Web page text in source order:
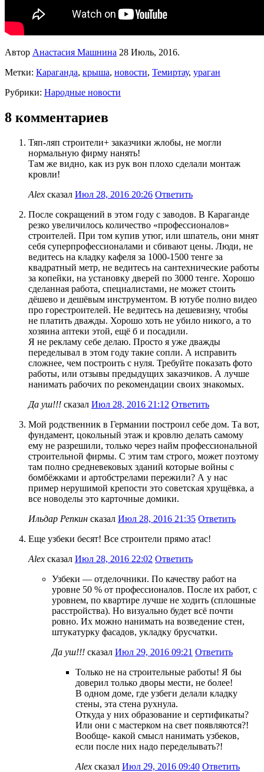
Автор Анастасия Машнина 28 Июль, 2016.
Метки: Караганда, крыша, новости, Темиртау, ураган
Рубрики: Народные новости
8 комментариев
Тяп-ляп строители+ заказчики жлобы, не могли
нормальную фирму нанять!
Там же видно, как из рук вон плохо сделали монтаж
кровли!
Alex сказал Июл 28, 2016 20:26 Ответить
После сокращений в этом году с заводов. В Караганде
резко увеличилось количество «профессионалов»
строителей. При том купив утюг, или шпатель, они мнят
себя суперпрофессионалами и сбивают цены. Люди, не
ведитесь на кладку кафеля за 1000-1500 тенге за
квадратный метр, не ведитесь на сантехнические работы
за копейки, на установку дверей по 3000 тенге. Хорошо
сделанная работа, специалистами, не может стоить
дёшево и дешёвым инструментом. В ютубе полно видео
про горестроителей. Не ведитесь на дешевизну, чтобы
не платить дважды. Хорошо хоть не убило никого, а то
хозяина аптеки этой, ещё б и посадили.
Я не рекламу себе делаю. Просто я уже дважды
переделывал в этом году такие сопли. А исправить
сложнее, чем построить с нуля. Требуйте показать фото
работы, или отзывы предыдущих заказчиков. А лучше
нанимать рабочих по рекомендации своих знакомых.
Да уш!!! сказал Июл 28, 2016 21:12 Ответить
Мой родственник в Германии построил себе дом. Та вот,
фундамент, цокольный этаж и кровлю делать самому
ему не разрешили, только через найм профессиональной
строительной фирмы. С этим там строго, может поэтому
там полно средневековых зданий которые войны с
бомбёжками и артобстрелами пережили? А у нас
пример нерушимой крепости это советская хрущёвка, а
все новоделы это карточные домики.
Ильдар Репкин сказал Июл 28, 2016 21:35 Ответить
Еще узбеки бесят! Все строители прямо атас!
Alex сказал Июл 28, 2016 22:02 Ответить
Узбеки — отделочники. По качеству работ на
уровне 50 % от профессионалов. После их работ, с
уровнем, по квартире лучше не ходить (сплошные
расстройства). Но визуально будет всё почти
ровно. Их можно нанимать на возведение стен,
штукатурку фасадов, укладку брусчатки.
Да уш!!! сказал Июл 29, 2016 09:21 Ответить
Только не на строительные работы! Я бы
доверил только дворы мести, не более!
В одном доме, где узбеги делали кладку
стены, эта стена рухнула.
Откуда у них образование и сертификаты?
Или они с мастерком на свет появляются?!
Вообще- какой смысл нанимать узбеков,
если после них надо переделывать?!
Alex сказал Июл 29, 2016 09:40 Ответить